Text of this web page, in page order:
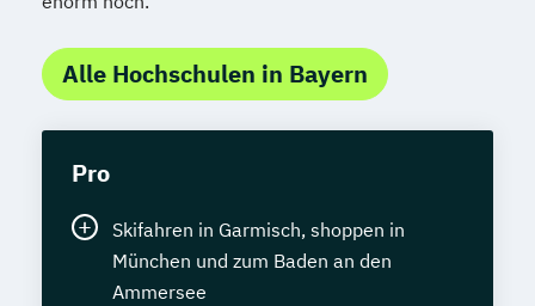
Alle Hochschulen in Bayern
Pro
Skifahren in Garmisch, shoppen in
München und zum Baden an den
Ammersee